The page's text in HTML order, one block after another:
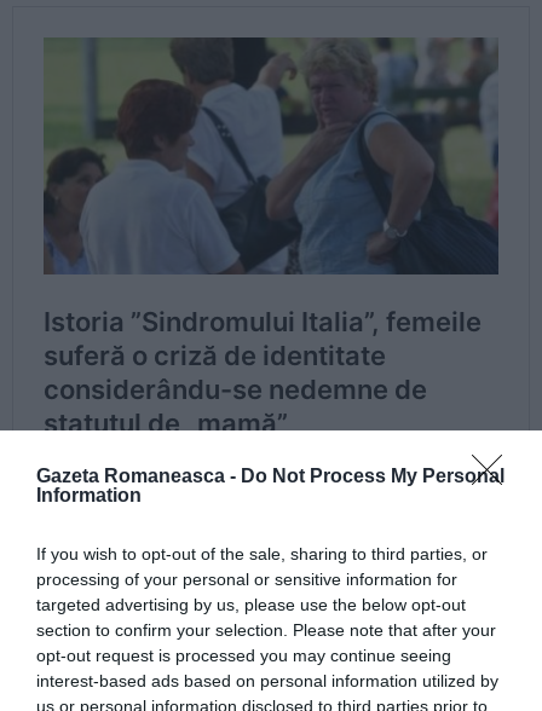
Gazeta Romaneasca - Do Not Process My Personal
Information
If you wish to opt-out of the sale, sharing to third parties, or
processing of your personal or sensitive information for
targeted advertising by us, please use the below opt-out
section to confirm your selection. Please note that after your
opt-out request is processed you may continue seeing
interest-based ads based on personal information utilized by
us or personal information disclosed to third parties prior to